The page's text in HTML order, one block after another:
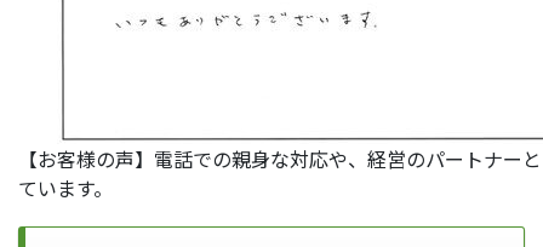
【お客様の声】電話での親身な対応や、経営のパートナー
ています。